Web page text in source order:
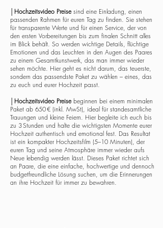
Hochzeitsvideo Preisesind eine Einladung, einen
passenden Rahmen für euren Tag zu finden. Sie stehen
für transparente Werte und für einen Service, der von
den ersten Vorbereitungen bis zum finalen Schnitt alles
im Blick behält. So werden wichtige Details, flüchtige
Emotionen und das Leuchten in den Augen des Paares
zu einem Gesamtkunstwerk, das man immer wieder
sehen möchte. Hier geht es nicht darum, das teuerste,
sondern das passendste Paket zu wählen – eines, das
zu euch und eurer Hochzeit passt.
Hochzeitsvideo Preisebeginnen bei einem minimalen
Paket ab 650 € (inkl. MwSt), ideal für standesamtliche
Trauungen und kleine Feiern. Hier begleite ich euch bis
zu 3 Stunden und halte die wichtigsten Momente eurer
Hochzeit authentisch und emotional fest. Das Resultat
ist ein kompakter Hochzeitsfilm (5–10 Minuten), der
euren Tag und seine Atmosphäre immer wieder aufs
Neue lebendig werden lässt. Dieses Paket richtet sich
an Paare, die eine einfache, hochwertige und dennoch
budgetfreundliche Lösung suchen, um die Erinnerungen
an ihre Hochzeit für immer zu bewahren.